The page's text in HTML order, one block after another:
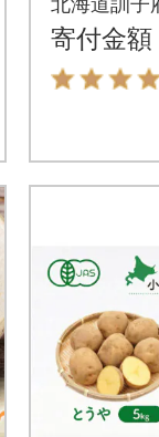
や」
北海道訓子
寄付金額